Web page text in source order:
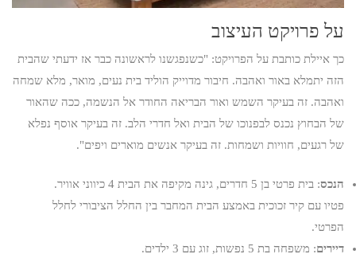
על פרויקט העיצוב
כך איילת כותבת על הפרויקט: "כשנפגשנו לראשונה כבר אז ידעתי שהבית
הזה יתמלא באור ואהבה. חיבור מדוייק הוליד בית נעים, מואר, מלא שמחה
ואהבה. זה בעיקר השמש ואור הבריאה החודר אל הנשמה, ככה שהאור
של הבחוץ נכנס לבפנוכו של הבית ואל חדרי הלב. זה בעיקר אוסף נפלא
של רגעים, חוויות ושמחות. זה בעיקר אנשים מוארים ויפים".
הנכס
: בית פרטי בן 5 חדרים, גינה מקיפה את הבית 4 כיווני אוויר.
פטיו עם קיר זכוכית באמצע הבית המחבר בין החלל הציבורי לחלל
הפרטי.
דיירים: משפחה בת 5 נפשות, זוג עם 3 ילדים.